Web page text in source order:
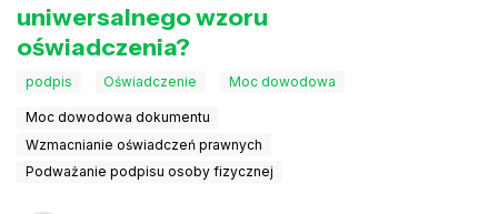
uniwersalnego wzoru
oświadczenia?
podpis Oświadczenie Moc dowodowa
Moc dowodowa dokumentu
Wzmacnianie oświadczeń prawnych
Podważanie podpisu osoby fizycznej